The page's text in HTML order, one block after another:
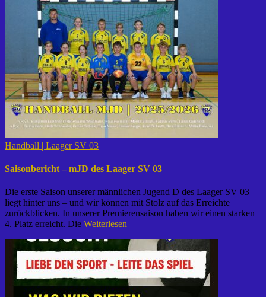
Handball | Laager SV 03
Saisonbericht – mJD des Laager SV 03
Die erste Saison unserer männlichen Jugend D des Laager SV 03
liegt hinter uns – und wir können mit Stolz auf das Erreichte
zurückblicken. In unserer Premierensaison haben wir einen starken
4. Platz erreicht. Die Weiterlesen